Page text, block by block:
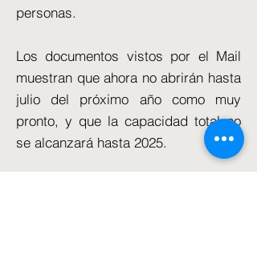
personas.
Los documentos vistos por el Mail
muestran que ahora no abrirán hasta
julio del próximo año como muy
pronto, y que la capacidad total no
se alcanzará hasta 2025.